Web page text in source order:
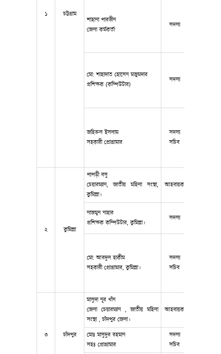
১ চট্টগ্রাম
শাহানা পারভীন
জেলা কর্মকর্তা
সদস্য
মো: শাহাদাত হোসেন মজুমদার
প্রশিক্ষক (কম্পিউটার)
সদস্য
জহিরুল ইসলাম
সহকারী প্রোগ্রামার
সদস্য
সচিব
২ কুমিল্লা
পাপড়ী বসু
চেয়ারম্যান, জাতীয় মহিলা সংস্থা,
কুমিল্লা।
আহবায়ক
নাজমুন নাহার
প্রশিক্ষক কম্পিউটার, কুমিল্লা।
সদস্য
মো: আবদুল হাকীম
সহকারী প্রোগ্রামার, কুমিল্লা।
সদস্য
সচিব
৩ চাঁদপুর
মাসুদা নূর খাঁন
জেলা চেয়ারম্যান , জাতীয় মহিলা
সংস্থা , চাঁদপুর জেলা।
আহবায়ক
মোঃ মাসুদুর রহমান
সহঃ প্রোগ্রামার
সদস্য
সচিব